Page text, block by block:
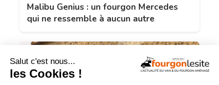
Malibu Genius : un fourgon Mercedes
qui ne ressemble à aucun autre